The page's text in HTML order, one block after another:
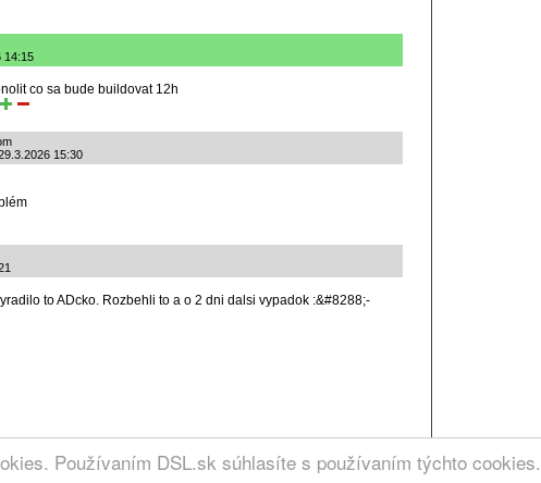
Používaním DSL.sk súhlasíte s používaním týchto cookies.
14:15
co sa bude buildovat 12h
15:30
to ADcko. Rozbehli to a o 2 dni dalsi vypadok :&#8288;-
| Kontakt: admin @ dsl.sk
sú bez záruky.